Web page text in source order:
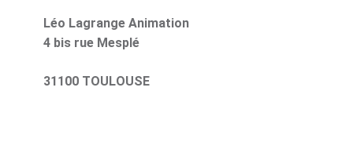
Léo Lagrange Animation
4 bis rue Mesplé
31100 TOULOUSE